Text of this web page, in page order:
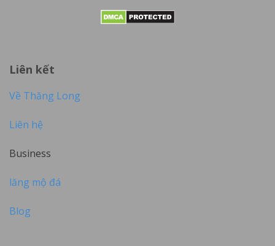
Liên kết
Về Thăng Long
Liên hệ
Business
lăng mộ đá
Blog